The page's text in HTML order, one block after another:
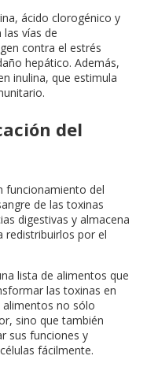
ácido clorogénico y
vías de
contra el estrés
hepático. Además,
inulina, que estimula
del
funcionamiento del
de las toxinas
digestivas y almacena
redistribuirlos por el
lista de alimentos que
las toxinas en
alimentos no sólo
sino que también
sus funciones y
fácilmente.